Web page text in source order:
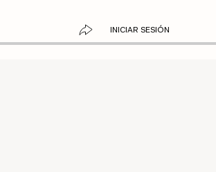
INICIAR SESIÓN